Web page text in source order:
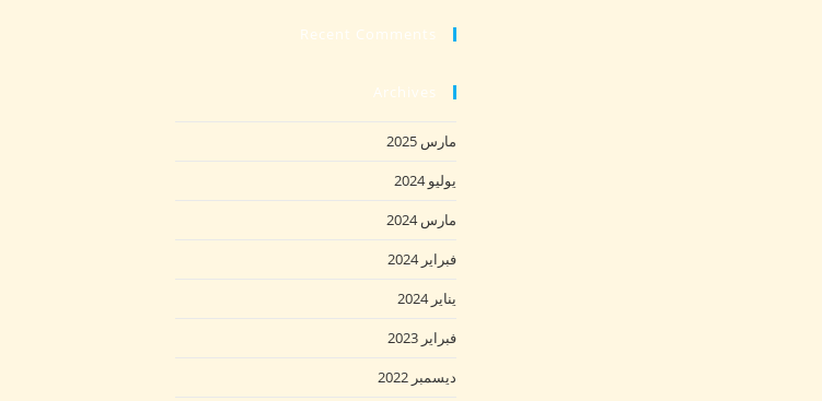
Recent Comments
Archives
مارس 2025
يوليو 2024
مارس 2024
فبراير 2024
يناير 2024
فبراير 2023
ديسمبر 2022